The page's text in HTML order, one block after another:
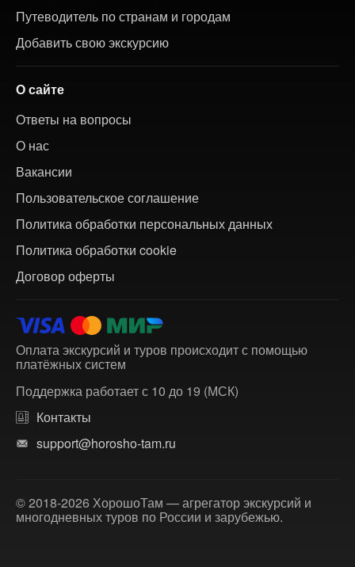
Путеводитель по странам и городам
Добавить свою экскурсию
О сайте
Ответы на вопросы
О нас
Вакансии
Пользовательское соглашение
Политика обработки персональных данных
Политика обработки cookie
Договор оферты
Оплата экскурсий и туров происходит с помощью
платёжных систем
Поддержка работает с 10 до 19 (МСК)
Контакты
support@horosho-tam.ru
© 2018-2026 ХорошоТам — агрегатор экскурсий и
многодневных туров по России и зарубежью.